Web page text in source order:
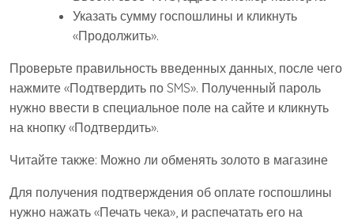
Указать сумму госпошлины и кликнуть
«Продолжить».
Проверьте правильность введенных данных, после чего
нажмите «Подтвердить по SMS». Полученный пароль
нужно ввести в специальное поле на сайте и кликнуть
на кнопку «Подтвердить».
Читайте также: Можно ли обменять золото в магазине
Для получения подтверждения об оплате госпошлины
нужно нажать «Печать чека», и распечатать его на